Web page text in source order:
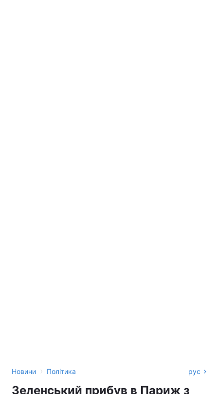
Новини › Політика рус
Зеленський прибув в Париж з